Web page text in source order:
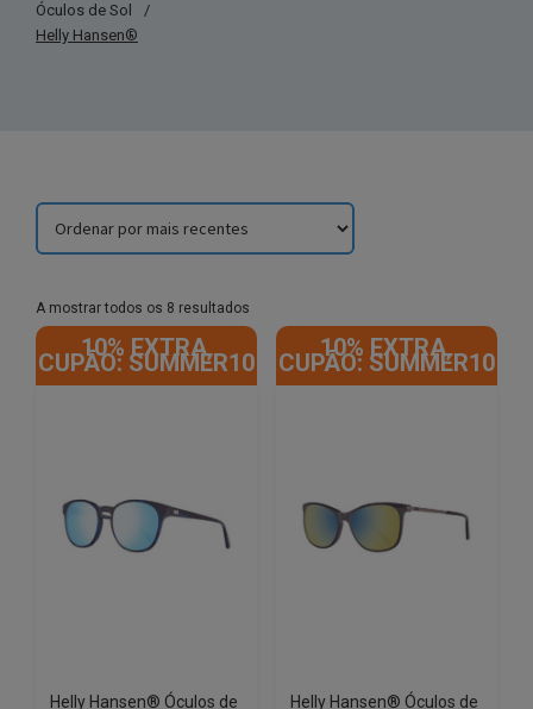
Óculos de Sol
/
Helly Hansen®
A mostrar todos os 8 resultados
by
latest
10% EXTRA,
CUPÃO: SUMMER10
Helly Hansen® Óculos de
10% EXTRA,
CUPÃO: SUMMER10
Helly Hansen® Óculos de